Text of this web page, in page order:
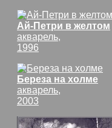
Ай-Петри в желтом
акварель,
1996
Береза на холме
акварель,
2003